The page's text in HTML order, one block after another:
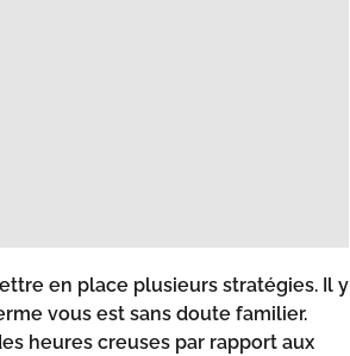
en place plusieurs stratégies. Il y
vous est sans doute familier.
heures creuses par rapport aux